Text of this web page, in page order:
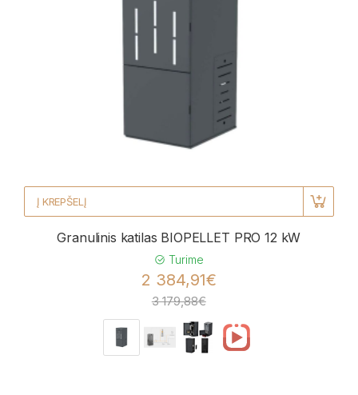
Į KREPŠELĮ
Granulinis katilas BIOPELLET PRO 12 kW
Turime
2 384,91€
3 179,88€